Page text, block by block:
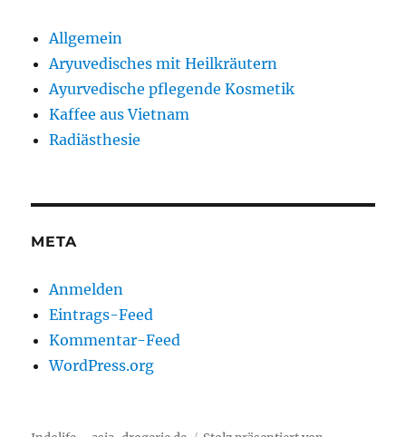
Allgemein
Aryuvedisches mit Heilkräutern
Ayurvedische pflegende Kosmetik
Kaffee aus Vietnam
Radiästhesie
META
Anmelden
Eintrags-Feed
Kommentar-Feed
WordPress.org